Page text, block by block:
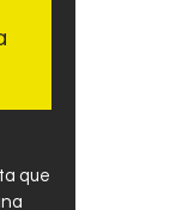
que